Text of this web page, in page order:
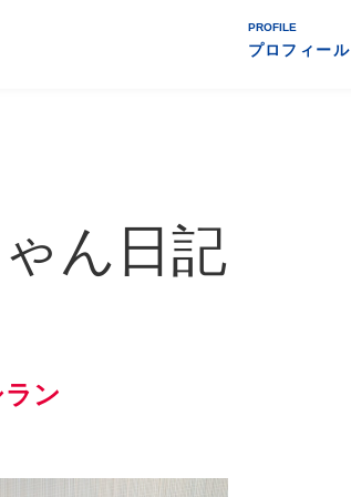
PROFILE
プロフィール
ん日記
ン